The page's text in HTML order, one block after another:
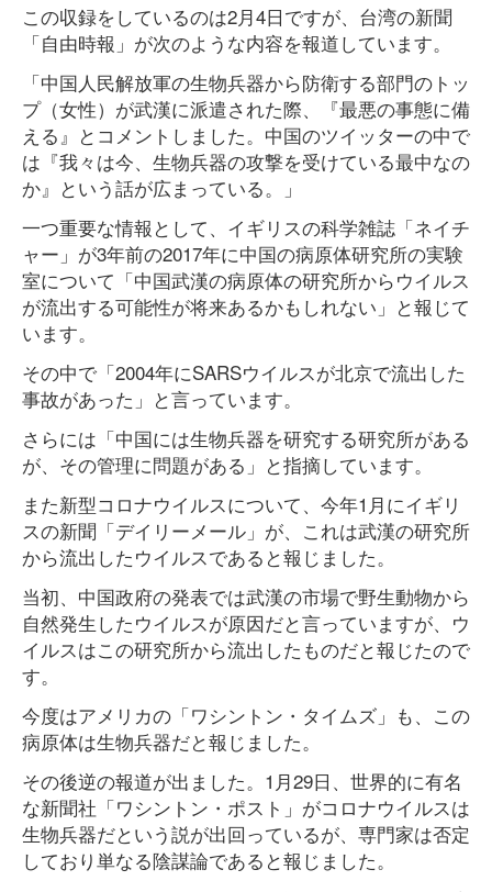
この収録をしているのは2月4日ですが、台湾の新聞
「自由時報」が次のような内容を報道しています。
「中国人民解放軍の生物兵器から防衛する部門のトッ
プ（女性）が武漢に派遣された際、『最悪の事態に備
える』とコメントしました。中国のツイッターの中で
は『我々は今、生物兵器の攻撃を受けている最中なの
か』という話が広まっている。」
一つ重要な情報として、イギリスの科学雑誌「ネイチ
ャー」が3年前の2017年に中国の病原体研究所の実験
室について「中国武漢の病原体の研究所からウイルス
が流出する可能性が将来あるかもしれない」と報じて
います。
その中で「2004年にSARSウイルスが北京で流出した
事故があった」と言っています。
さらには「中国には生物兵器を研究する研究所がある
が、その管理に問題がある」と指摘しています。
また新型コロナウイルスについて、今年1月にイギリ
スの新聞「デイリーメール」が、これは武漢の研究所
から流出したウイルスであると報じました。
当初、中国政府の発表では武漢の市場で野生動物から
自然発生したウイルスが原因だと言っていますが、ウ
イルスはこの研究所から流出したものだと報じたので
す。
今度はアメリカの「ワシントン・タイムズ」も、この
病原体は生物兵器だと報じました。
その後逆の報道が出ました。1月29日、世界的に有名
な新聞社「ワシントン・ポスト」がコロナウイルスは
生物兵器だという説が出回っているが、専門家は否定
しており単なる陰謀論であると報じました。